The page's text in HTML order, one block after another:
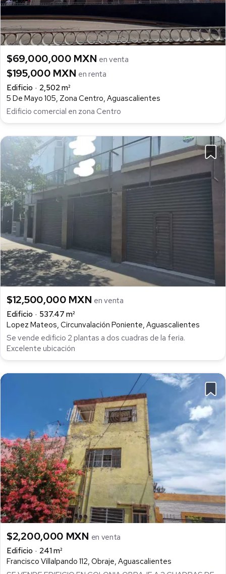
$69,000,000 MXN en venta
$195,000 MXN en renta
Edificio
2,502 m²
5 De Mayo 105, Zona Centro, Aguascalientes
Edificio comercial en zona Centro
$12,500,000 MXN en venta
Edificio
537.47 m²
Lopez Mateos, Circunvalación Poniente, Aguascalientes
Se vende edificio 2 plantas a dos cuadras de la feria.
Excelente ubicación
$2,200,000 MXN en venta
Edificio
241 m²
Francisco Villalpando 112, Obraje, Aguascalientes